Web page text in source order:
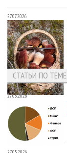
27.07.2026
СТАТЬИ ПО ТЕМЕ
27.05.2026